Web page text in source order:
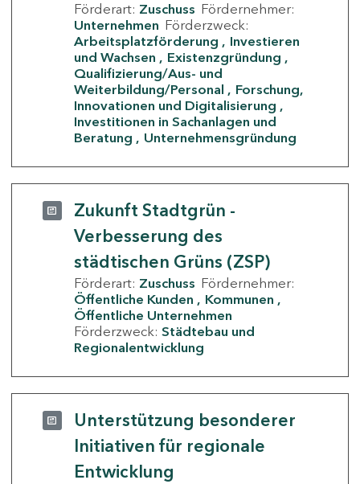
Förderart: Zuschuss Fördernehmer:
Unternehmen Förderzweck:
Arbeitsplatzförderung
Investieren
und Wachsen
Existenzgründung
Qualifizierung/Aus- und
Weiterbildung/Personal
Forschung,
Innovationen und Digitalisierung
Investitionen in Sachanlagen und
Beratung
Unternehmensgründung
Zukunft Stadtgrün -
Verbesserung des
städtischen Grüns (ZSP)
Förderart: Zuschuss Fördernehmer:
Öffentliche Kunden
Kommunen
Öffentliche Unternehmen
Förderzweck: Städtebau und
Regionalentwicklung
Unterstützung besonderer
Initiativen für regionale
Entwicklung